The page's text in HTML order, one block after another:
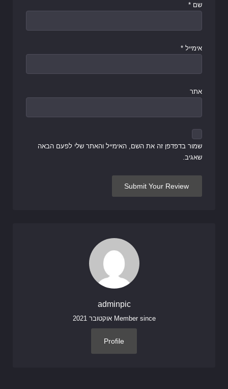
שם *
אימייל *
אתר
שמור בדפדפן זה את השם, האימייל והאתר שלי לפעם הבאה
שאגיב.
adminpic
Member since אוקטובר 2021
Profile